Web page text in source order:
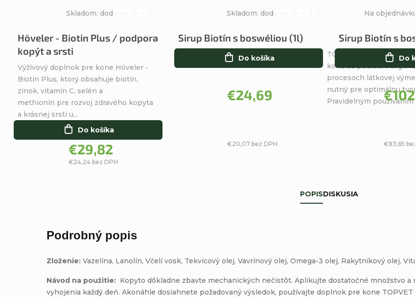
Höveler - Biotin Plus / podpora
kopýt a srsti
produktu
4,9
z
hviezdičiek.
Skladom: dodanie do 4 dní
€24,24 bez DPH
€29,82
Do košíka
Výživový doplnok pre kone Höveler -
Biotin Plus, ktorý obsahuje biotín,
zinok, vitamín C, selén a
methionín pre rozvoj zdravého kopyta
a krásnej srsti u...
Sirup Biotín s boswéliou (1l)
produktu
5,0
Skladom: dodanie do 4 dní
€20,07 bez DPH
€24,69
Do košíka
TOPVET Sirup Biotín s
kone sa podieľa v
procesoch látkovej
nutný pre optimálnu
Pravidelným používaním
Sirup Biotín s
Na
€83,65
Do
POPISDISKUSIA
Podrobný popis
Zloženie:Vazelína, Lanolín, Včelí vosk, Tekvicový olej, Vavrínový olej, Omega-3 olej, Rakytníkový olej,
Návod na použitie: Kopyto dôkladne zbavte mechanických nečistôt. Aplikujte dostatočné množstvo
vyhojenia každý deň. Akonáhle dosiahnete požadovaný výsledok, používajte doplnok pre kone TOPVET